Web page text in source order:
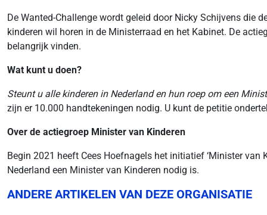
De Wanted-Challenge wordt geleid door Nicky Schijvens die
kinderen wil horen in de Ministerraad en het Kabinet. De
belangrijk vinden.
Wat kunt u doen?
Steunt u alle kinderen in Nederland en hun roepom een
zijn er 10.000 handtekeningen nodig. U kunt de petitie
Over de actiegroep Minister van Kinderen
Begin 2021 heeft Cees Hoefnagels het initiatief ‘Minister
Nederland een Minister van Kinderen nodig is.
ANDERE ARTIKELEN VAN DEZE ORGANISATIE